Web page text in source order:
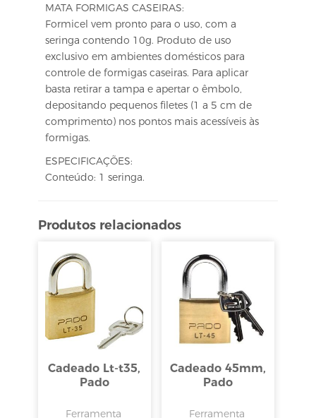
MATA FORMIGAS CASEIRAS:
Formicel vem pronto para o uso, com a
seringa contendo 10g. Produto de uso
exclusivo em ambientes domésticos para
controle de formigas caseiras. Para aplicar
basta retirar a tampa e apertar o êmbolo,
depositando pequenos filetes (1 a 5 cm de
comprimento) nos pontos mais acessíveis às
formigas.
ESPECIFICAÇÕES:
Conteúdo: 1 seringa.
Produtos relacionados
Cadeado Lt-t35,
Pado
Ferramenta
Cadeado 45mm,
Pado
Ferramenta